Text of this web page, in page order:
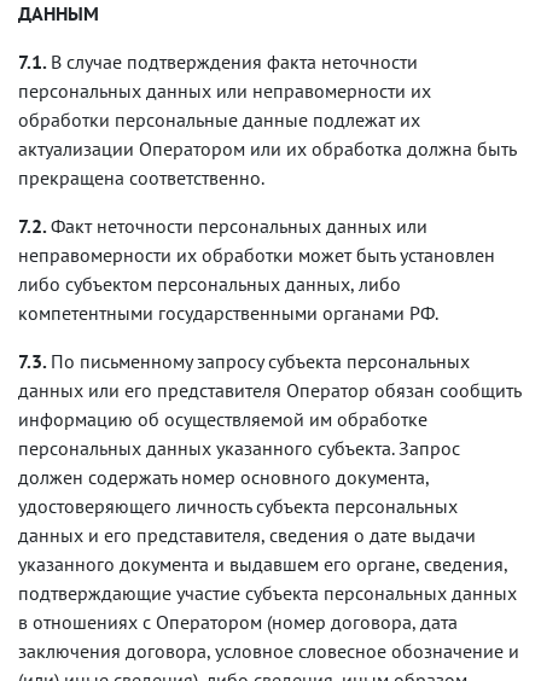
ДАННЫМ
7.1. В случае подтверждения факта неточности
персональных данных или неправомерности их
обработки персональные данные подлежат их
актуализации Оператором или их обработка должна быть
прекращена соответственно.
7.2.Факт неточности персональных данных или
неправомерности их обработки может быть установлен
либо субъектом персональных данных, либо
компетентными государственными органами РФ.
7.3. По письменному запросу субъекта персональных
данных или его представителя Оператор обязан сообщить
информацию об осуществляемой им обработке
персональных данных указанного субъекта. Запрос
должен содержать номер основного документа,
удостоверяющего личность субъекта персональных
данных и его представителя, сведения о дате выдачи
указанного документа и выдавшем его органе, сведения,
подтверждающие участие субъекта персональных данных
в отношениях с Оператором (номер договора, дата
заключения договора, условное словесное обозначение и